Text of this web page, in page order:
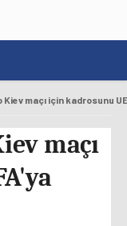
maçı için kadrosunu
maçı